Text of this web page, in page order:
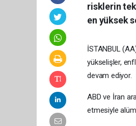
risklerin
en yüksek
İSTANBUL
yükselişler,
devam ediyor.
ABD ve İran
etmesiyle